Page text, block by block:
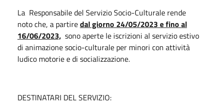
La Responsabile del Servizio Socio-Culturale rende
noto che, a partiredal giorno 24/05/2023 e fino al
16/06/2023, sono aperte le iscrizioni al servizio estivo
di animazione socio-culturale per minori con attività
ludico motorie e di socializzazione.
DESTINATARI DEL SERVIZIO: